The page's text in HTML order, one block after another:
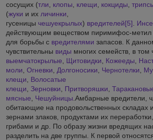
сосущих (тли, клопы, клещи, кокциды,
(жуки и их личинки,
гусеницы чешуекрылых) вредителей[5].
действующим веществом пиримифос-метил
для борьбы с вредителями запасов. К
чувствительны виды многих семейств, в том
выемчатокрылые, Щитовидки, Кожееды,
моли, Огневки, Долгоносики, Чернотелки,
клещи, Волосатые
клещи, Зерновки, Притворяшки,
мясные, Чешуйницы.Амбарные вредители,
обитающие на продовольственных складах
зернами злаков, продуктами их
грибами и др. По образу жизни вредящих
разделить на две группы. К первой